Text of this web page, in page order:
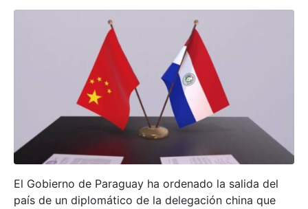
El Gobierno de Paraguay ha ordenado la salida del
país de un diplomático de la delegación china que